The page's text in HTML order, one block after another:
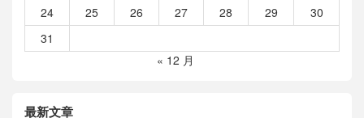
24
25 26 27 28 29
30
31
« 12 月
最新文章